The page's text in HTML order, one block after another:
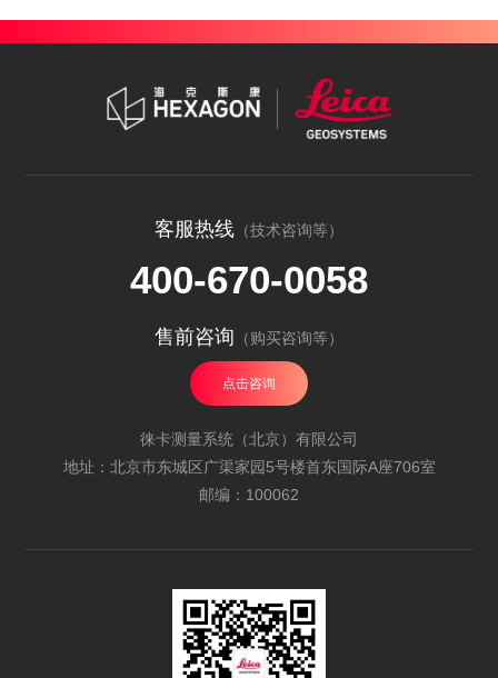
客服热线 （技术咨询等）
400-670-0058
售前咨询 （购买咨询等）
点击咨询
徕卡测量系统（北京）有限公司
地址：北京市东城区广渠家园5号楼首东国际A座706室
邮编：100062